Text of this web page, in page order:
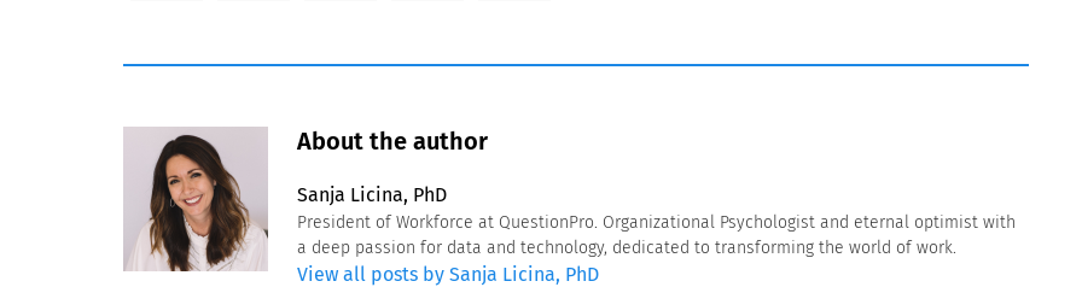
About the author
Sanja Licina, PhD
President of Workforce at QuestionPro. Organizational Psychologist and eternal optimist with
a deep passion for data and technology, dedicated to transforming the world of work.
View all posts by Sanja Licina, PhD